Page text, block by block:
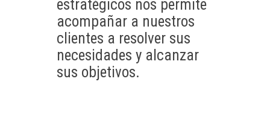
estratégicos nos permite
acompañar a nuestros
clientes a resolver sus
necesidades y alcanzar
sus objetivos.